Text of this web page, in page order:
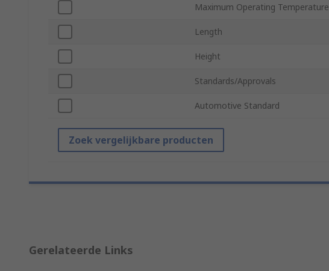
Maximum Operating Temperature
Length
Height
Standards/Approvals
Automotive Standard
Zoek vergelijkbare producten
Gerelateerde Links